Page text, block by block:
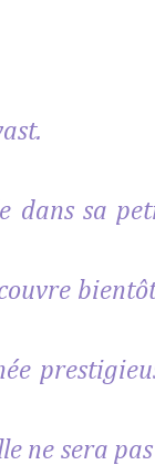
dans sa
ne sera